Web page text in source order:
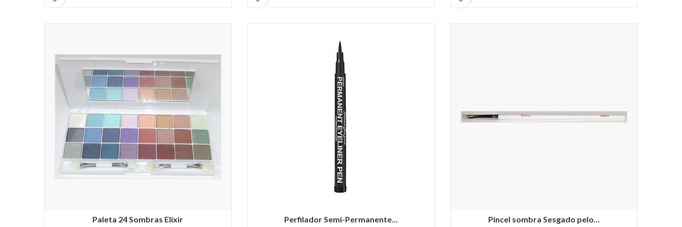
Paleta 24 Sombras Elixir Perfilador Semi-Permanente... Pincel sombra Sesgado pelo...